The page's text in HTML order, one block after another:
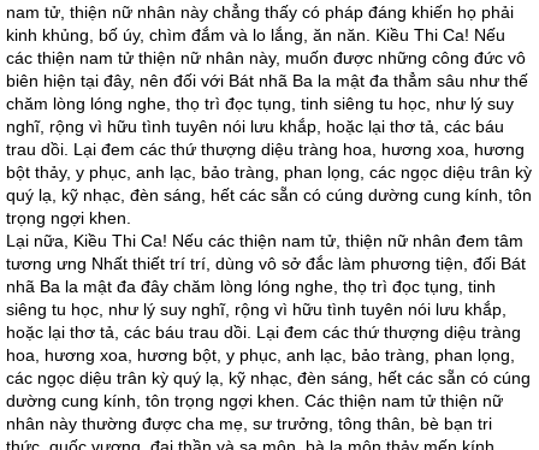
nam tử, thiện nữ nhân này chẳng thấy có pháp đáng khiến họ phải
kinh khủng, bố úy, chìm đắm và lo lắng, ăn năn. Kiều Thi Ca! Nếu
các thiện nam tử thiện nữ nhân này, muốn được những công đức vô
biên hiện tại đây, nên đối với Bát nhã Ba la mật đa thẳm sâu như thế
chăm lòng lóng nghe, thọ trì đọc tụng, tinh siêng tu học, như lý suy
nghĩ, rộng vì hữu tình tuyên nói lưu khắp, hoặc lại thơ tả, các báu
trau dồi. Lại đem các thứ thượng diệu tràng hoa, hương xoa, hương
bột thảy, y phục, anh lạc, bảo tràng, phan lọng, các ngọc diệu trân kỳ
quý lạ, kỹ nhạc, đèn sáng, hết các sẵn có cúng dường cung kính, tôn
trọng ngợi khen.
Lại nữa, Kiều Thi Ca! Nếu các thiện nam tử, thiện nữ nhân đem tâm
tương ưng Nhất thiết trí trí, dùng vô sở đắc làm phương tiện, đối Bát
nhã Ba la mật đa đây chăm lòng lóng nghe, thọ trì đọc tụng, tinh
siêng tu học, như lý suy nghĩ, rộng vì hữu tình tuyên nói lưu khắp,
hoặc lại thơ tả, các báu trau dồi. Lại đem các thứ thượng diệu tràng
hoa, hương xoa, hương bột, y phục, anh lạc, bảo tràng, phan lọng,
các ngọc diệu trân kỳ quý lạ, kỹ nhạc, đèn sáng, hết các sẵn có cúng
dường cung kính, tôn trọng ngợi khen. Các thiện nam tử thiện nữ
nhân này thường được cha mẹ, sư trưởng, tông thân, bè bạn tri